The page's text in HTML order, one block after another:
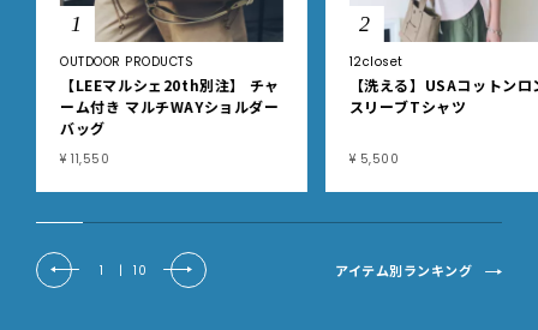
1
OUTDOOR PRODUCTS
【LEEマルシェ20th別注】 チャ
ーム付き マルチWAYショルダー
バッグ
¥ 11,550
2
12closet
【洗える】USAコットンロ
スリーブTシャツ
¥ 5,500
1 | 10 アイテム別ランキング